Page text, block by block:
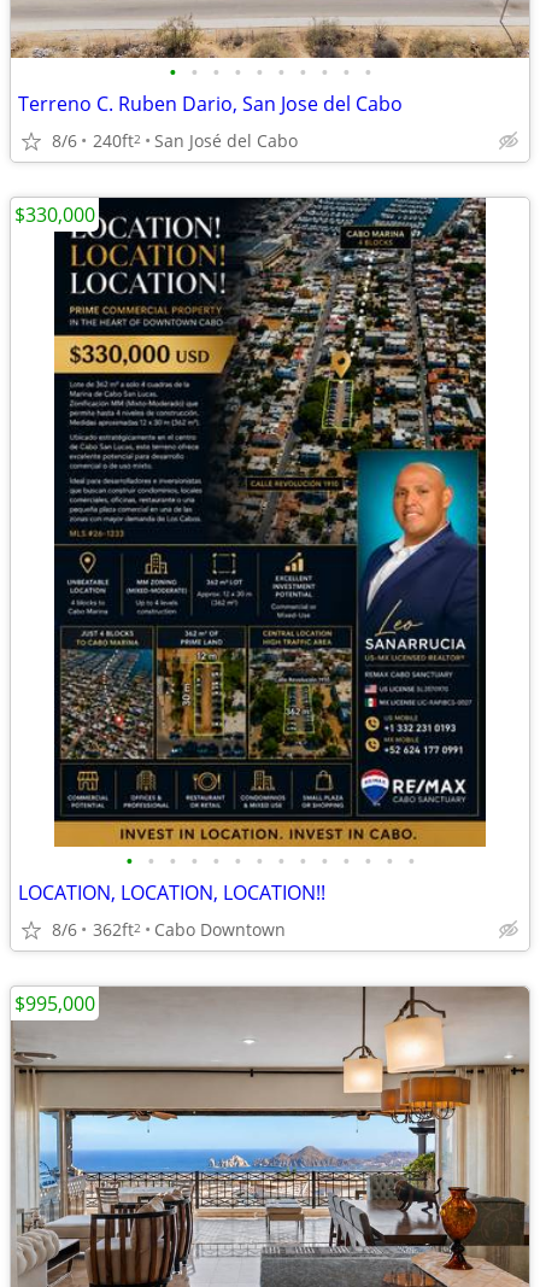
• • • • • • • • • •
Terreno C. Ruben Dario, San Jose del Cabo
8/6 240ft2 San José del Cabo
• • • • • • • • • • • • • •
LOCATION, LOCATION, LOCATION!!
8/6 362ft2 Cabo Downtown
$330,000
$995,000